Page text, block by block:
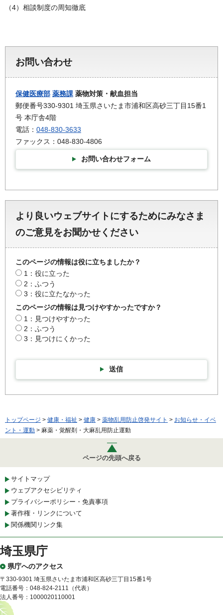
（4）相談制度の周知徹底
お問い合わせ
保健医療部 薬務課 薬物対策・献血担当
郵便番号330-9301 埼玉県さいたま市浦和区高砂三丁目15番1
号 本庁舎4階
電話： 048-830-3633
ファックス：048-830-4806
お問い合わせフォーム
より良いウェブサイトにするためにみなさま
のご意見をお聞かせください
このページの情報は役に立ちましたか？
1：役に立った
2：ふつう
3：役に立たなかった
このページの情報は見つけやすかったですか？
1：見つけやすかった
2：ふつう
3：見つけにくかった
送信
トップページ > 健康・福祉 > 健康 > 薬物乱用防止啓発サイト > お知らせ・イベ
ント・運動 > 麻薬・覚醒剤・大麻乱用防止運動
ページの先頭へ戻る
サイトマップ
ウェブアクセシビリティ
プライバシーポリシー・免責事項
著作権・リンクについて
関係機関リンク集
埼玉県庁
県庁へのアクセス
〒330-9301 埼玉県さいたま市浦和区高砂三丁目15番1号
電話番号：048-824-2111（代表）
法人番号：1000020110001